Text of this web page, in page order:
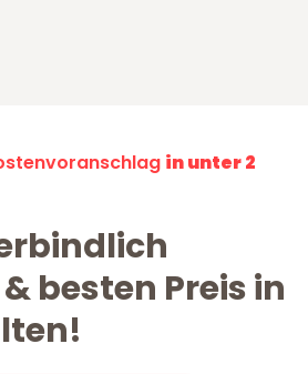
in unter 2
besten Preis in